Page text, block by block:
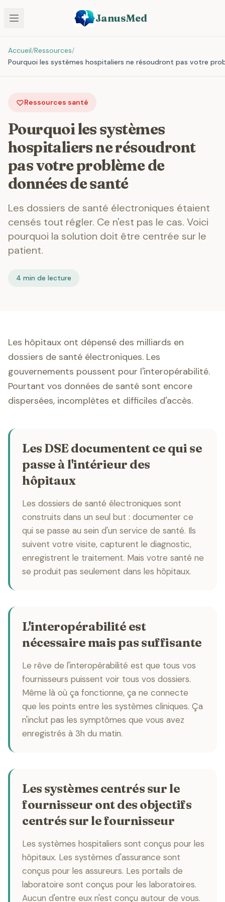
JanusMed
Accueil/Ressources/
Pourquoi les systèmes hospitaliers ne résoudront pas votre
Ressources santé
Pourquoi les systèmes
hospitaliers ne résoudront
pas votre problème de
données de santé
Les dossiers de santé électroniques étaient
censés tout régler. Ce n'est pas le cas. Voici
pourquoi la solution doit être centrée sur le
patient.
4 min de lecture
Les hôpitaux ont dépensé des milliards en
dossiers de santé électroniques. Les
gouvernements poussent pour l'interopérabilité.
Pourtant vos données de santé sont encore
dispersées, incomplètes et difficiles d'accès.
Les DSE documentent ce qui se
passe à l'intérieur des
hôpitaux
Les dossiers de santé électroniques sont
construits dans un seul but : documenter ce
qui se passe au sein d'un service de santé. Ils
suivent votre visite, capturent le diagnostic,
enregistrent le traitement. Mais votre santé ne
se produit pas seulement dans les hôpitaux.
L'interopérabilité est
nécessaire mais pas suffisante
Le rêve de l'interopérabilité est que tous vos
fournisseurs puissent voir tous vos dossiers.
Même là où ça fonctionne, ça ne connecte
que les points entre les systèmes cliniques. Ça
n'inclut pas les symptômes que vous avez
enregistrés à 3h du matin.
Les systèmes centrés sur le
fournisseur ont des objectifs
centrés sur le fournisseur
Les systèmes hospitaliers sont conçus pour les
hôpitaux. Les systèmes d'assurance sont
conçus pour les assureurs. Les portails de
laboratoire sont conçus pour les laboratoires.
Aucun d'entre eux n'est conçu autour de vous.